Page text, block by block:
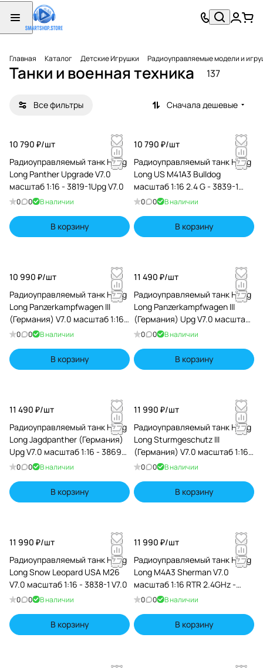
Главная Каталог Детские Игрушки Радиоуправляемые модели и
Танки и военная техника 137
Все фильтры Сначала дешевые
10 790 ₽/шт
Радиоуправляемый танк Heng
Long Panther Upgrade V7.0
масштаб 1:16 - 3819-1Upg V7.0
0 0 В наличии
В корзину
10 790 ₽/шт
Радиоуправляемый танк Heng
Long US M41A3 Bulldog
масштаб 1:16 2.4 G - 3839-1
V7.0
0 0 В наличии
В корзину
10 990 ₽/шт
Радиоуправляемый танк Heng
Long Panzerkampfwagen III
(Германия) V7.0 масштаб 1:16 -
3848-1 V7.0
0 0 В наличии
В корзину
11 490 ₽/шт
Радиоуправляемый танк Heng
Long Panzerkampfwagen III
(Германия) Upg V7.0 масштаб
1:16 - 3848-1Upg V7
0 0 В наличии
В корзину
11 490 ₽/шт
Радиоуправляемый танк Heng
Long Jagdpanther (Германия)
Upg V7.0 масштаб 1:16 - 3869-
1Upg V7.0
0 0 В наличии
В корзину
11 990 ₽/шт
Радиоуправляемый танк Heng
Long Sturmgeschutz III
(Германия) V7.0 масштаб 1:16 -
3868-1 V7
0 0 В наличии
В корзину
11 990 ₽/шт
Радиоуправляемый танк Heng
Long Snow Leopard USA M26
V7.0 масштаб 1:16 - 3838-1 V7.0
0 0 В наличии
В корзину
11 990 ₽/шт
Радиоуправляемый танк Heng
Long M4A3 Sherman V7.0
масштаб 1:16 RTR 2.4GHz -
3898-1 V7.0
0 0 В наличии
В корзину